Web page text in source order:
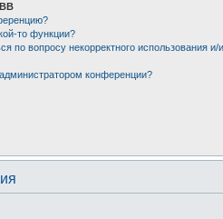
то функции?
по вопросу некорректного использования
конференции?